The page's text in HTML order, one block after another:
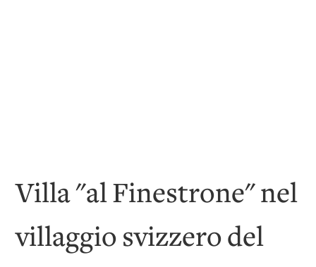
Villa "al Finestrone" nel
villaggio svizzero del